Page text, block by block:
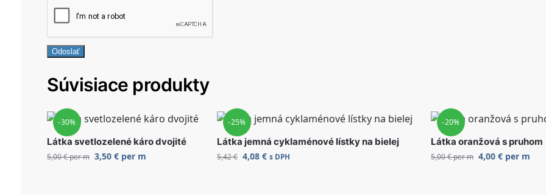
Súvisiace produkty
-30%
Látka svetlozelené káro dvojité
5,00€per m 3,50 € per m
-25%
Látka jemná cyklaménové lístky na bielej
5,42€ 4,08 € s DPH
-20%
Látka oranžová s pruhom
5,00€per m 4,00 € per m